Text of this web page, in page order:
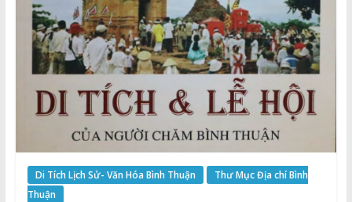
Di Tích Lịch Sử- Văn Hóa Bình Thuận
Thư Mục Địa chí Bình
Thuận